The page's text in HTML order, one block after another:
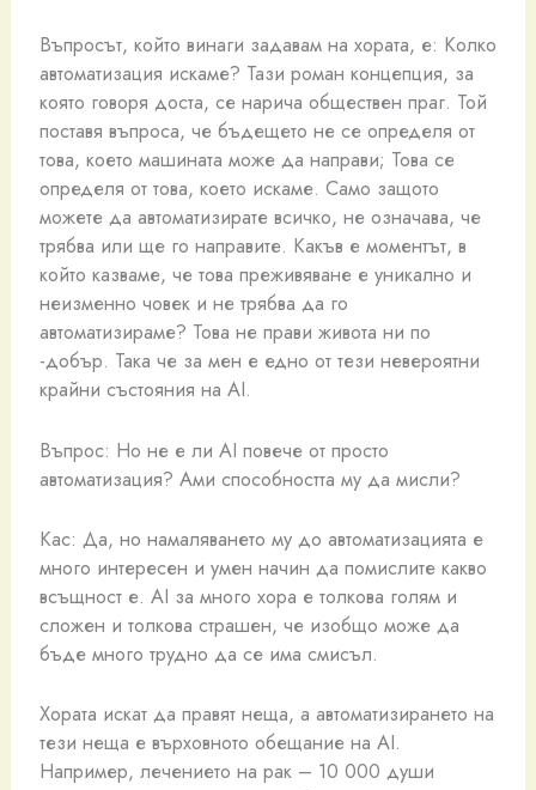
Въпросът, който винаги задавам на хората, е: Колко
автоматизация искаме? Тази роман концепция, за
която говоря доста, се нарича обществен праг. Той
поставя въпроса, че бъдещето не се определя от
това, което машината може да направи; Това се
определя от това, което искаме. Само защото
можете да автоматизирате всичко, не означава, че
трябва или ще го направите. Какъв е моментът, в
който казваме, че това преживяване е уникално и
неизменно човек и не трябва да го
автоматизираме? Това не прави живота ни по
-добър. Така че за мен е едно от тези невероятни
крайни състояния на AI.
Въпрос: Но не е ли AI повече от просто
автоматизация? Ами способността му да мисли?
Кас: Да, но намаляването му до автоматизацията е
много интересен и умен начин да помислите какво
всъщност е. AI за много хора е толкова голям и
сложен и толкова страшен, че изобщо може да
бъде много трудно да се има смисъл.
Хората искат да правят неща, а автоматизирането на
тези неща е върховното обещание на AI.
Например, лечението на рак – 10 000 души